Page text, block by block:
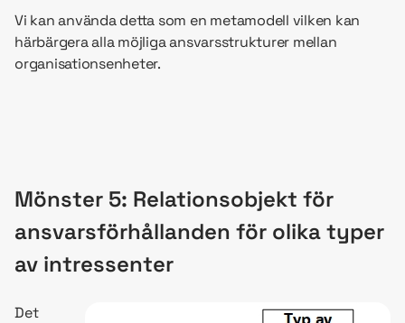
Vi kan använda detta som en metamodell vilken kan
härbärgera alla möjliga ansvarsstrukturer mellan
organisationsenheter.
Mönster 5: Relationsobjekt för
ansvarsförhållanden för olika typer
av intressenter
Det